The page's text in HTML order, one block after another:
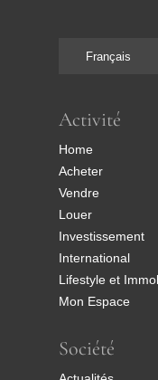
Français
Activité
Home
Acheter
Vendre
Louer
Investissement
International
Lifestyle et
Mon Espace
Société